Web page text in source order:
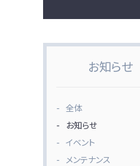
お知らせ
全体
お知らせ
イベント
メンテナンス